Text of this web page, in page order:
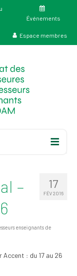
Événements
Espace membres
des
du 4 juin
et
17
FÉV 2016
–
enseignants de
: du 17 au 26